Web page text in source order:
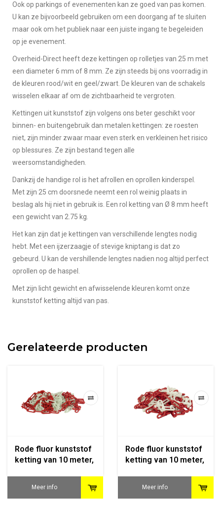
Ook op parkings of evenementen kan ze goed van pas komen.
U kan ze bijvoorbeeld gebruiken om een doorgang af te sluiten
maar ook om het publiek naar een juiste ingang te begeleiden
op je evenement.
Overheid-Direct heeft deze kettingen op rolletjes van 25 m met
een diameter 6 mm of 8 mm. Ze zijn steeds bij ons voorradig in
de kleuren rood/wit en geel/zwart. De kleuren van de schakels
wisselen elkaar af om de zichtbaarheid te vergroten.
Kettingen uit kunststof zijn volgens ons beter geschikt voor
binnen- en buitengebruik dan metalen kettingen: ze roesten
niet, zijn minder zwaar maar even sterk en verkleinen het risico
op blessures. Ze zijn bestand tegen alle
weersomstandigheden.
Dankzij de handige rol is het afrollen en oprollen kinderspel.
Met zijn 25 cm doorsnede neemt een rol weinig plaats in
beslag als hij niet in gebruik is. Een rol ketting van Ø 8 mm heeft
een gewicht van 2.75 kg.
Het kan zijn dat je kettingen van verschillende lengtes nodig
hebt. Met een ijzerzaagje of stevige kniptang is dat zo
gebeurd. U kan de vershillende lengtes nadien nog altijd perfect
oprollen op de haspel.
Met zijn licht gewicht en afwisselende kleuren komt onze
kunststof ketting altijd van pas.
Gerelateerde producten
Rode fluor kunststof
ketting van 10 meter,
Meer info
Rode fluor kunststof
ketting van 10 meter,
Meer info